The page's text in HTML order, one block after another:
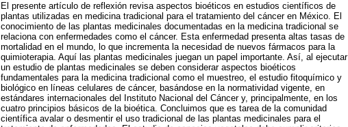
El presente artículo de reflexión revisa aspectos bioéticos en estudios científicos de
plantas utilizadas en medicina tradicional para el tratamiento del cáncer en México. El
conocimiento de las plantas medicinales documentadas en la medicina tradicional se
relaciona con enfermedades como el cáncer. Esta enfermedad presenta altas tasas de
mortalidad en el mundo, lo que incrementa la necesidad de nuevos fármacos para la
quimioterapia. Aquí las plantas medicinales juegan un papel importante. Así, al ejecutar
un estudio de plantas medicinales se deben considerar aspectos bioéticos
fundamentales para la medicina tradicional como el muestreo, el estudio fitoquímico y
biológico en líneas celulares de cáncer, basándose en la normatividad vigente, en
estándares internacionales del Instituto Nacional del Cáncer y, principalmente, en los
cuatro principios básicos de la bioética. Concluimos que es tarea de la comunidad
científica avalar o desmentir el uso tradicional de las plantas medicinales para el